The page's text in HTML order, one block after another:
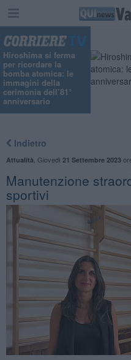
Hiroshima si ferma
per ricordare la
bomba atomica: le
immagini della
cerimonia dell’81°
anniversario
Indietro
Attualità Giovedì 21 Settembre 2023
Manutenzione
sportivi